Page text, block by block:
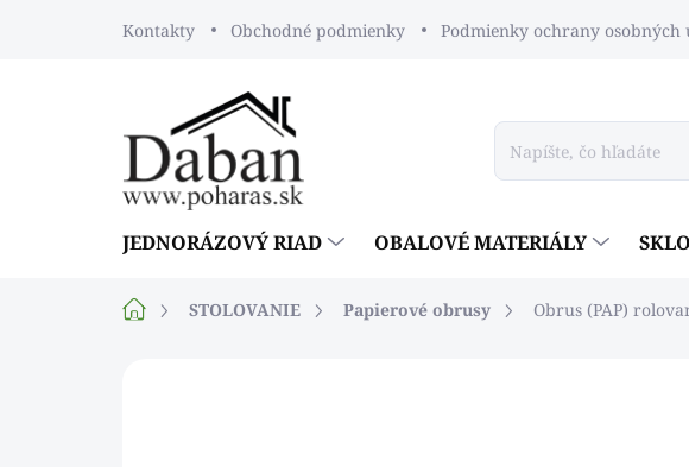
Kontakty Obchodné podmienky Podmienky ochrany osobných
JEDNORÁZOVÝ RIAD OBALOVÉ MATERIÁLY SKLO
DomovSTOLOVANIE Papierové obrusy Obrus (PAP)